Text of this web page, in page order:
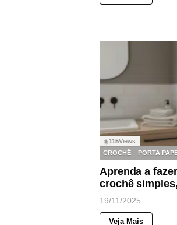
◉115Views
CROCHÊ
PORTA
Aprenda a
crochê
19/11/2025
Veja Mais